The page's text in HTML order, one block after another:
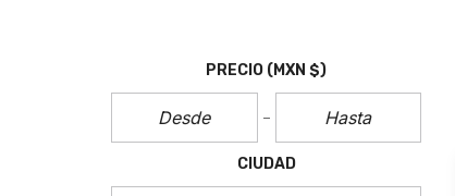
PRECIO (MXN $)
CIUDAD